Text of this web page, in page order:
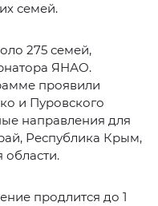
семей.
275 семей,
ЯНАО.
проявили
и Пуровского
направления для
Республика Крым,
области.
продлится до 1